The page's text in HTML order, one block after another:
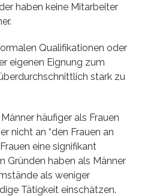
haben keine Mitarbeiter
Qualifikationen oder
eigenen Eignung zum
stark zu
häufiger als Frauen
nicht an “den Frauen an
eine signifikant
Gründen haben als Männer
als weniger
Tätigkeit einschätzen.